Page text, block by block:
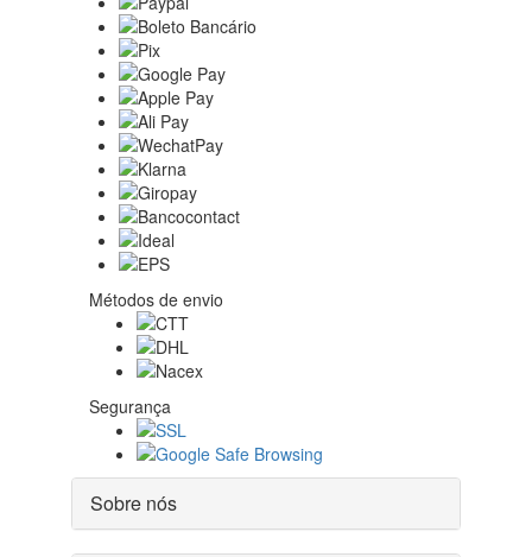
Métodos de envio
Segurança
Sobre nós